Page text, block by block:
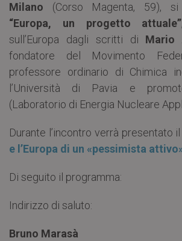
Milano (Corso Magenta, 59), si
“Europa, un progetto attuale”
sull’Europa dagli scritti di Mario
fondatore del Movimento
professore ordinario di Chimica
l’Università di Pavia e
(Laboratorio di Energia Nucleare
Durante l’incontro verrà presentato
e l’Europa di un «pessimista
Di seguito il programma:
Indirizzo di saluto:
Bruno Marasà